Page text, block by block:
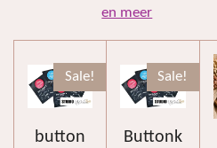
en meer
Sale!
button
Sale!
Buttonk